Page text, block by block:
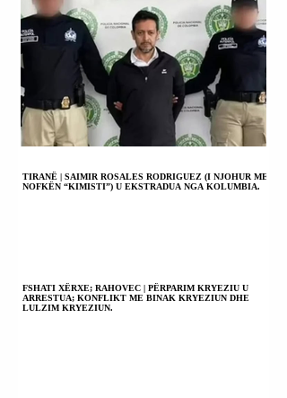
TIRANË | SAIMIR ROSALES RODRIGUEZ (I NJOHUR ME
NOFKËN “KIMISTI”) U EKSTRADUA NGA KOLUMBIA.
FSHATI XËRXE; RAHOVEC | PËRPARIM KRYEZIU U
ARRESTUA; KONFLIKT ME BINAK KRYEZIUN DHE
LULZIM KRYEZIUN.